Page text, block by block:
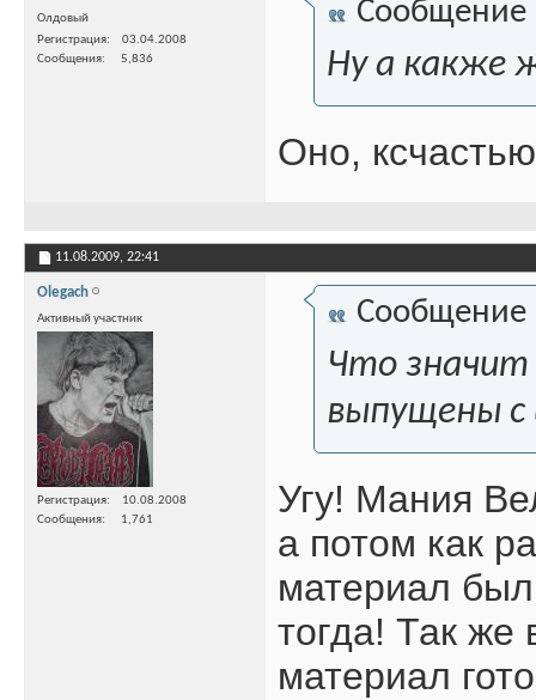
Олдовый
Регистрация
03.04.2008
Сообщения
5,836
Сообщение
Ну а какже
Оно,
11.08.2009, 22:41
Olegach
Активный участник
Регистрация
10.08.2008
Сообщения
1,761
Сообщение
Что значит
выпущены с
Угу! Мания
а потом как
материал был
тогда! Так
материал